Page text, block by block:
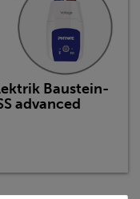
Baustein-
advanced